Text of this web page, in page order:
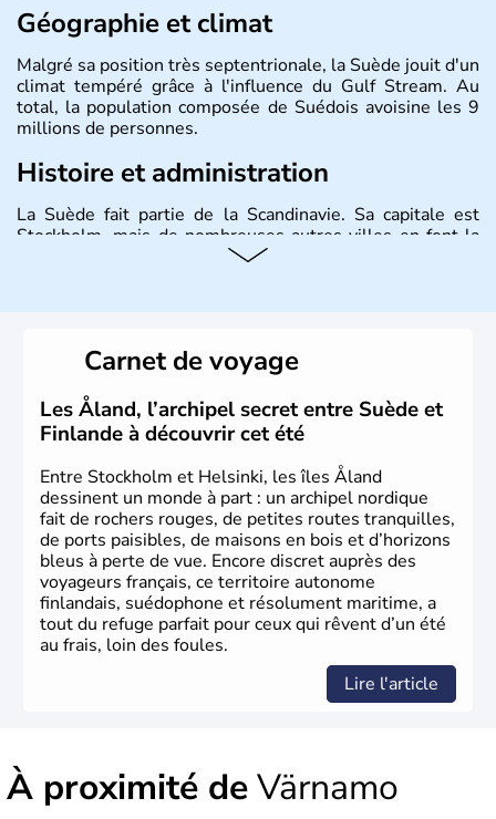
Géographie et climat
Malgré sa position très septentrionale, la Suède jouit d'un
climat tempéré grâce à l'influence du Gulf Stream. Au
total, la population composée de Suédois avoisine les 9
millions de personnes.
Histoire et administration
La Suède fait partie de la Scandinavie. Sa capitale est
Stockholm, mais de nombreuses autres villes en font la
renommée comme Malmö et Göteborg. Elle fait partie de
de cuivre et de bois.
Carnet de voyage
Les Åland, l’archipel secret entre Suède et
Finlande à découvrir cet été
Entre Stockholm et Helsinki, les îles Åland
dessinent un monde à part : un archipel nordique
fait de rochers rouges, de petites routes tranquilles,
de ports paisibles, de maisons en bois et d’horizons
bleus à perte de vue. Encore discret auprès des
voyageurs français, ce territoire autonome
finlandais, suédophone et résolument maritime, a
tout du refuge parfait pour ceux qui rêvent d’un été
au frais, loin des foules.
Lire l'article
À proximité deVärnamo